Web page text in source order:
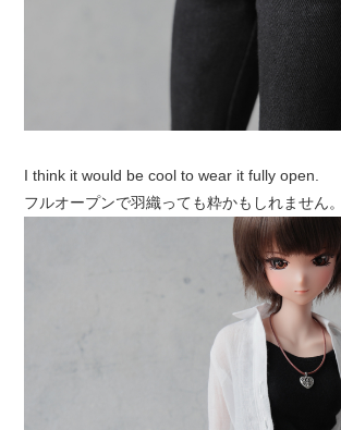
I think it would be cool to wear it fully open.
フルオープンで羽織っても粋かもしれません。